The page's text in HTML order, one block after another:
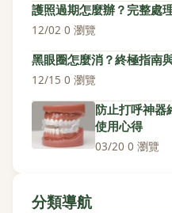
護照過期怎麼辦？完整處
12/02·0 瀏覽
黑眼圈怎麼消？終極指南
12/15·0 瀏覽
防止打呼神器
使用心得
03/20·0 瀏覽
分類導航